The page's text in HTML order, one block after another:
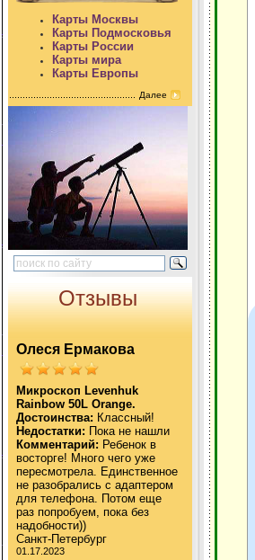
Карты Москвы
Карты Подмосковья
Карты России
Карты мира
Карты Европы
Далее
Отзывы
Олеся Ермакова
Микроскоп Levenhuk
Rainbow 50L Orange.
Достоинства: Классный!
Недостатки: Пока не нашли
Комментарий: Ребенок в
восторге! Много чего уже
пересмотрела. Единственное
не разобрались с адаптером
для телефона. Потом еще
раз попробуем, пока без
надобности))
Санкт-Петербург
01.17.2023